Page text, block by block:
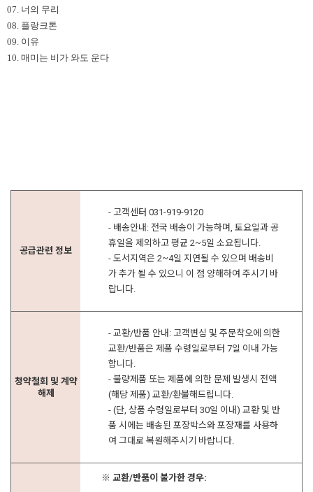
07. 너의 무리
08. 플랑크톤
09. 이유
10. 매미는 비가 와도 운다
공급관련 정보
- 고객센터 031-919-9120
- 배송안내: 전국 배송이 가능하며, 토요일과 공
휴일을 제외하고 평균 2~5일 소요됩니다.
- 도서지역은 2~4일 지연될 수 있으며 배송비
가 추가 될 수 있으니 이 점 양해하여 주시기 바
랍니다.
청약철회 및 계약
해제
- 교환/반품 안내: 고객변심 및 주문착오에 의한
교환/반품은 제품 수령일로부터 7일 이내 가능
합니다.
- 불량제품 또는 제품에 의한 문제 발생시 전액
(해당 제품) 교환/환불해드립니다.
- (단, 상품 수령일로부터 30일 이내) 교환 및 반
품 시에는 배송된 포장박스와 포장재를 사용하
여 그대로 복원해주시기 바랍니다.
※ 교환/반품이 불가한 경우: